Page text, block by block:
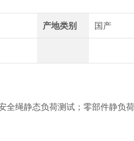
产地类别 国产
全绳静态负荷测试；零部件静负